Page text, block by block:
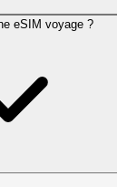
eSIM voyage ?